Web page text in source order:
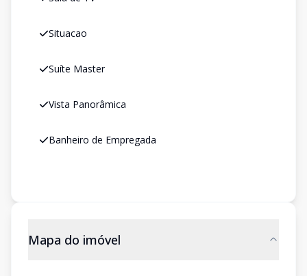
Situacao
Suíte Master
Vista Panorâmica
Banheiro de Empregada
Mapa do imóvel